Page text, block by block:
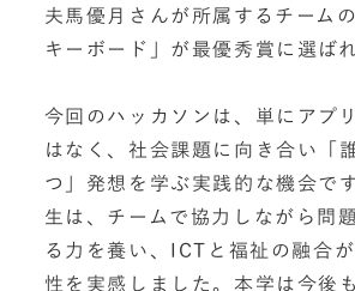
夫馬優月さんが所属するチーム
キーボード」が最優秀賞に選ば
今回のハッカソンは、単にアプ
はなく、社会課題に向き合い「
つ」発想を学ぶ実践的な機会で
生は、チームで協力しながら問
る力を養い、ICTと福祉の融合
性を実感しました。本学は今後